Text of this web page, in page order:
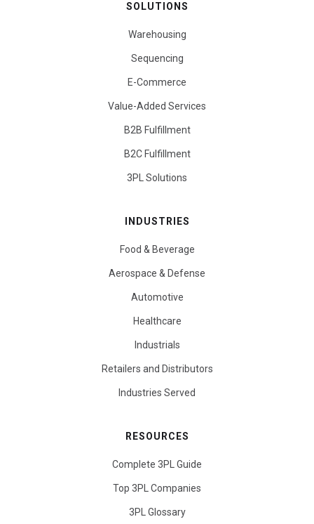
SOLUTIONS
Warehousing
Sequencing
E-Commerce
Value-Added Services
B2B Fulfillment
B2C Fulfillment
3PL Solutions
INDUSTRIES
Food & Beverage
Aerospace & Defense
Automotive
Healthcare
Industrials
Retailers and Distributors
Industries Served
RESOURCES
Complete 3PL Guide
Top 3PL Companies
3PL Glossary